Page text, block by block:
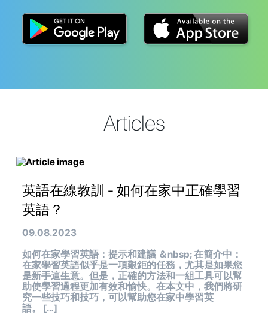
Articles
英語在線教訓 - 如何在家中正確學習
英語？
09.08.2023
如何在家學習英語：提示和建議 ＆nbsp; 在簡介中：
在家學習英語似乎是一項艱鉅的任務，尤其是如果您
是新手這生意。但是，正確的方法和一組工具可以幫
助使學習過程更加有效和愉快。在本文中，我們將研
究一些技巧和技巧，可以幫助您在家中學習英
語。 […]